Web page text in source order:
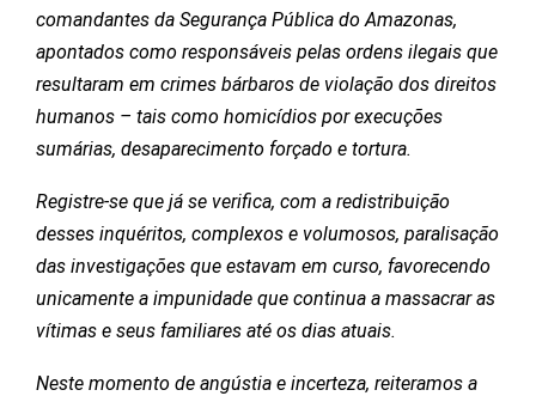
comandantes da Segurança Pública do Amazonas,
apontados como responsáveis pelas ordens ilegais que
resultaram em crimes bárbaros de violação dos direitos
humanos – tais como homicídios por execuções
sumárias, desaparecimento forçado e tortura.
Registre-se que já se verifica, com a redistribuição
desses inquéritos, complexos e volumosos, paralisação
das investigações que estavam em curso, favorecendo
unicamente a impunidade que continua a massacrar as
vítimas e seus familiares até os dias atuais.
Neste momento de angústia e incerteza, reiteramos a